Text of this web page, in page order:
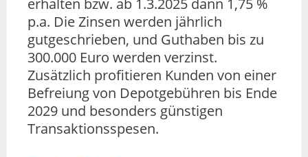
p.a. Die Zinsen werden jährlich
gutgeschrieben, und Guthaben bis zu
300.000 Euro werden verzinst.
Zusätzlich profitieren Kunden von einer
Befreiung von Depotgebühren bis Ende
2029 und besonders günstigen
Transaktionsspesen.